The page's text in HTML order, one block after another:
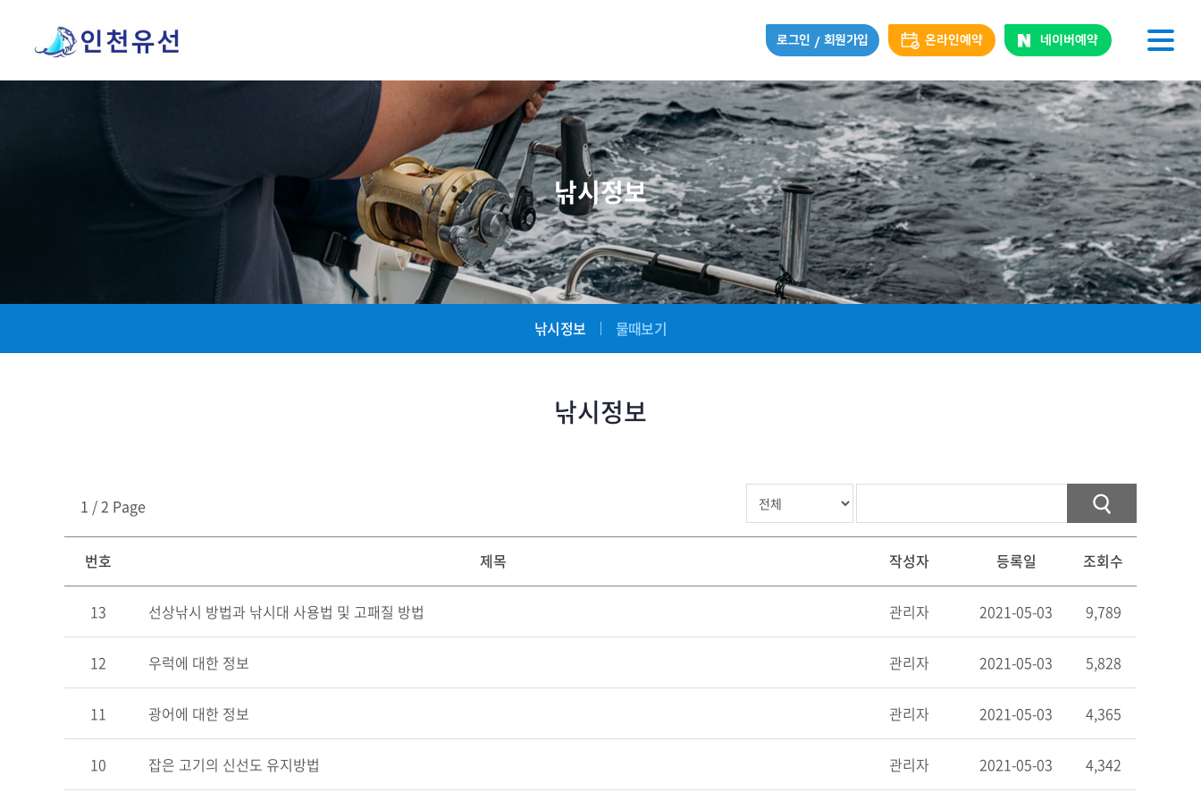
로그인 회원가입 온라인예약 네이버예약
낚시정보
낚시정보 물때보기
낚시정보
1 / 2 Page
번호 제목 작성자 등록일 조회수
13 선상낚시 방법과 낚시대 사용법 및 고패질 방법 관리자 2021-05-03 9,789
12 우럭에 대한 정보 관리자 2021-05-03 5,828
11 광어에 대한 정보 관리자 2021-05-03 4,365
10 잡은 고기의 신선도 유지방법 관리자 2021-05-03 4,342